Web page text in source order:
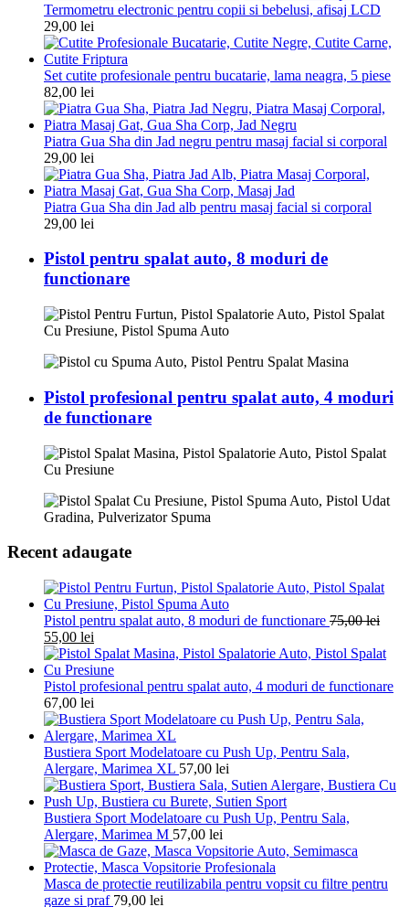
Termometru electronic pentru copii si bebelusi, afisaj LCD
29,00 lei
Set cutite profesionale pentru bucatarie, lama neagra, 5 piese
82,00 lei
Piatra Gua Sha din Jad negru pentru masaj facial si corporal
29,00 lei
Piatra Gua Sha din Jad alb pentru masaj facial si corporal
29,00 lei
Pistol pentru spalat auto, 8 moduri de
functionare
Pistol profesional pentru spalat auto, 4 moduri
de functionare
Recent adaugate
Pistol pentru spalat auto, 8 moduri de functionare 75,00lei
55,00 lei
Pistol profesional pentru spalat auto, 4 moduri de functionare
67,00 lei
Bustiera Sport Modelatoare cu Push Up, Pentru Sala,
Alergare, Marimea XL 57,00 lei
Bustiera Sport Modelatoare cu Push Up, Pentru Sala,
Alergare, Marimea M 57,00 lei
Masca de protectie reutilizabila pentru vopsit cu filtre pentru
gaze si praf 79,00 lei